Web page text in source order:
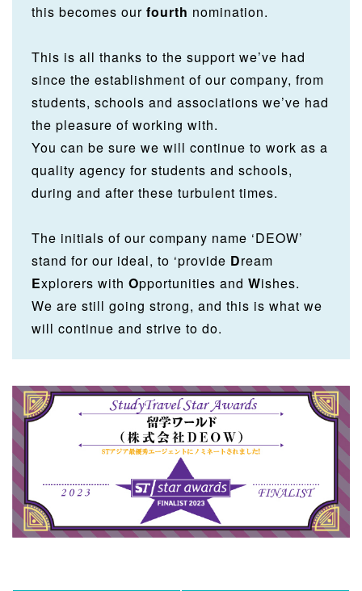
this becomes our fourth nomination.
This is all thanks to the support we’ve had
since the establishment of our company, from
students, schools and associations we’ve had
the pleasure of working with.
You can be sure we will continue to work as a
quality agency for students and schools,
during and after these turbulent times.
The initials of our company name ‘DEOW’
stand for our ideal, to ‘provide Dream
Explorers with Opportunities and Wishes.
We are still going strong, and this is what we
will continue and strive to do.